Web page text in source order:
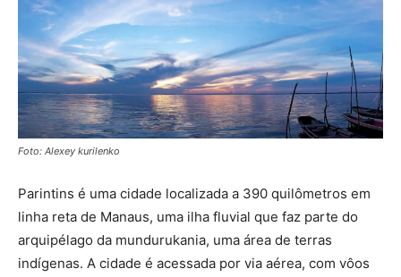
Foto: Alexey kurilenko
Parintins é uma cidade localizada a 390 quilômetros em
linha reta de Manaus, uma ilha fluvial que faz parte do
arquipélago da mundurukania, uma área de terras
indígenas. A cidade é acessada por via aérea, com vôos